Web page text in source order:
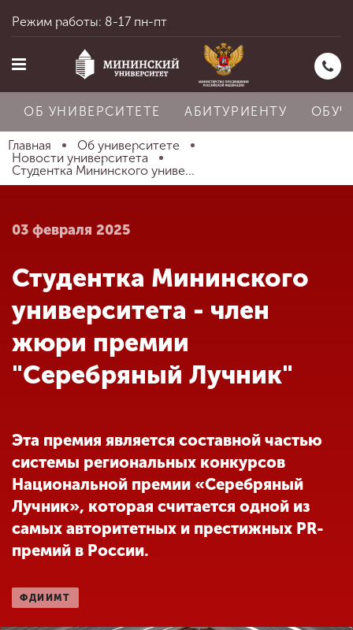
Главная
Абитуриенту
Обучение
Международная
деятельность
Другие виды
деятельности
Студенческая жизнь
Режим работы: 8-17 пн-пт
ОБ УНИВЕРСИТЕТЕ АБИТУРИЕНТУ
Главная
Об университете
Новости университета
Студентка Мининского униве...
03 февраля 2025
Студентка Мининского
университета - член
жюри премии
"Серебряный Лучник"
Эта премия является составной частью
системы региональных конкурсов
Национальной премии «Серебряный
Лучник», которая считается одной из
самых авторитетных и престижных PR-
премий в России.
ФДИИМТ